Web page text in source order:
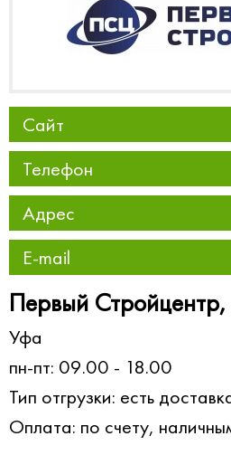
Сайт
Телефон
Адрес
E-mail
Первый
Уфа
пн-пт: 09.00 - 18.00
Тип отгрузки: есть
Оплата: по счету,